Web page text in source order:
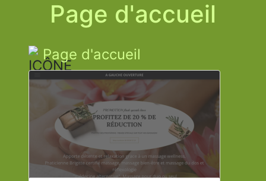
Page d'accueil
Page d'accueil